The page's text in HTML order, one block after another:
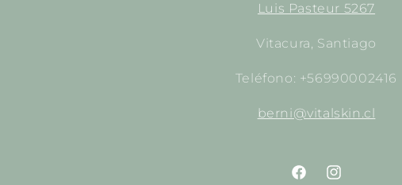
Luis Pasteur 5267
Vitacura, Santiago
Teléfono: +56990002416
berni@vitalskin.cl
https://http://